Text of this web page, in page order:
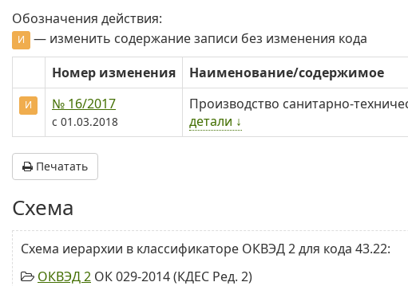
Обозначения действия:
И
— изменить содержание записи без изменения кода
Номер изменения
Наименование/содержимое
И № 16/2017
с 01.03.2018
Производство санитарно-
детали ↓
Печатать
Схема
Схема иерархии в классификаторе ОКВЭД 2 для кода 43.22:
ОКВЭД 2 ОК 029-2014 (КДЕС Ред. 2)